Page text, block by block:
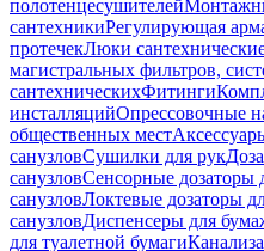
полотенцесушителей
сантехникиРегулирующая
протечекЛюки
магистральных фильтров,
сантехническихФитинги
инсталляцийОпрессовочные
общественных мест
санузловСушилки для рук
санузловСенсорные дозаторы
санузловЛоктевые дозаторы
санузловДиспенсеры для
для туалетной бумаги